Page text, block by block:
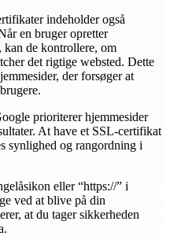
indeholder også
en bruger opretter
kan de kontrollere, om
det rigtige websted. Dette
der forsøger at
prioriterer hjemmesider
At have et SSL-certifikat
synlighed og rangordning i
eller “https://” i
ved at blive på din
at du tager sikkerheden